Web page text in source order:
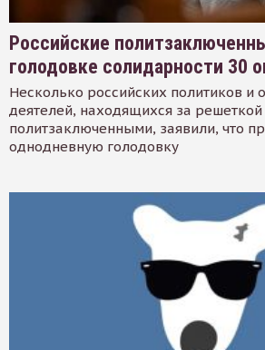
Российские
голодовке солидарности 30
Несколько российских политиков и
деятелей, находящихся за
политзаключенными, заявили, что
однодневную голодовку